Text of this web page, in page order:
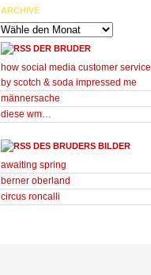
ARCHIVE
DER BRUDER
how social media customer service
by scotch & soda impressed me
männersache
diese wm…
DES BRUDERS BILDER
awaiting spring
berner oberland
circus roncalli